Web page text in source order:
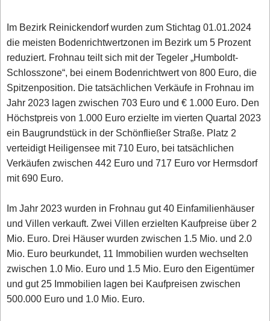
Im Bezirk Reinickendorf wurden zum Stichtag 01.01.2024
die meisten Bodenrichtwertzonen im Bezirk um 5 Prozent
reduziert. Frohnau teilt sich mit der Tegeler „Humboldt-
Schlosszone“, bei einem Bodenrichtwert von 800 Euro, die
Spitzenposition. Die tatsächlichen Verkäufe in Frohnau im
Jahr 2023 lagen zwischen 703 Euro und € 1.000 Euro. Den
Höchstpreis von 1.000 Euro erzielte im vierten Quartal 2023
ein Baugrundstück in der Schönfließer Straße. Platz 2
verteidigt Heiligensee mit 710 Euro, bei tatsächlichen
Verkäufen zwischen 442 Euro und 717 Euro vor Hermsdorf
mit 690 Euro.
Im Jahr 2023 wurden in Frohnau gut 40 Einfamilienhäuser
und Villen verkauft. Zwei Villen erzielten Kaufpreise über 2
Mio. Euro. Drei Häuser wurden zwischen 1.5 Mio. und 2.0
Mio. Euro beurkundet, 11 Immobilien wurden wechselten
zwischen 1.0 Mio. Euro und 1.5 Mio. Euro den Eigentümer
und gut 25 Immobilien lagen bei Kaufpreisen zwischen
500.000 Euro und 1.0 Mio. Euro.